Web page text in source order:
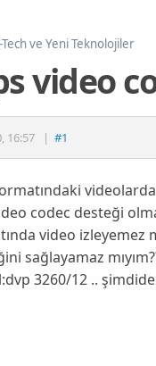
Tech ve Yeni Teknolojiler
video
, 16:57 | #1
codec desteği
video izleyemez
sağlayamaz
3260/12 ..